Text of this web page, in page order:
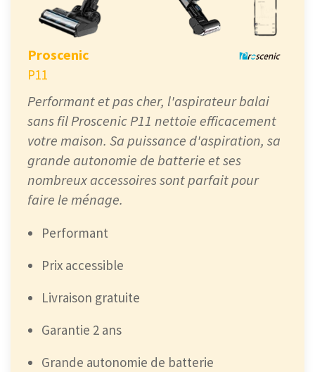
Proscenic
P11
Performant et pas cher, l'aspirateur balai
sans fil Proscenic P11 nettoie efficacement
votre maison. Sa puissance d'aspiration, sa
grande autonomie de batterie et ses
nombreux accessoires sont parfait pour
faire le ménage.
Performant
Prix accessible
Livraison gratuite
Garantie 2 ans
Grande autonomie de batterie